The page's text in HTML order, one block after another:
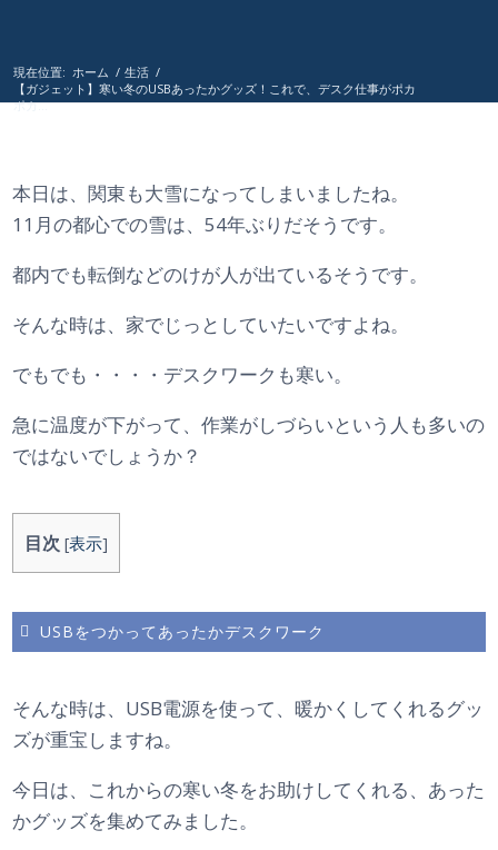
現在位置: ホーム / 生活 /
【ガジェット】寒い冬のUSBあったかグッズ！これで、デスク仕事がポカ
ポカ...
本日は、関東も大雪になってしまいましたね。
11月の都心での雪は、54年ぶりだそうです。
都内でも転倒などのけが人が出ているそうです。
そんな時は、家でじっとしていたいですよね。
でもでも・・・・デスクワークも寒い。
急に温度が下がって、作業がしづらいという人も多いの
ではないでしょうか？
目次 [表示]
USBをつかってあったかデスクワーク
そんな時は、USB電源を使って、暖かくしてくれるグッ
ズが重宝しますね。
今日は、これからの寒い冬をお助けしてくれる、あった
かグッズを集めてみました。